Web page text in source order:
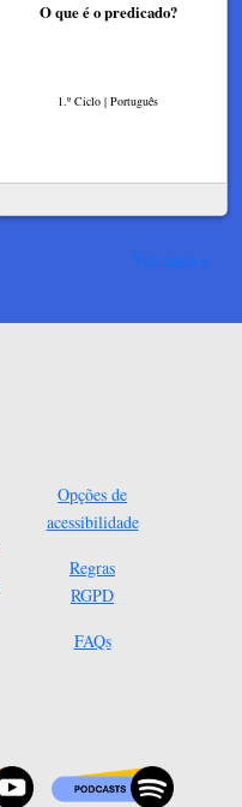
O que é o predicado?
1.º Ciclo | Português
Ver mais
Opções de
acessibilidade
Regras
RGPD
FAQs